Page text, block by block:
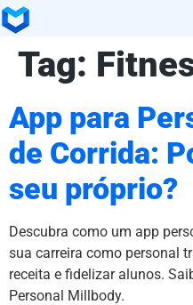
Tag:
App para
de Corrida:
seu próprio?
Descubra como um app
sua carreira como personal
receita e fidelizar alunos.
Personal Millbody.